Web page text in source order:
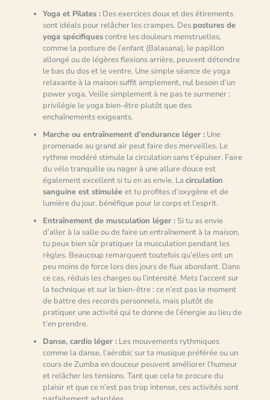
Yoga et Pilates :Des exercices doux et des étirements
sont idéals pour relâcher les crampes. Des postures de
yoga spécifiquescontre les douleurs menstruelles,
comme la posture de l’enfant (Balasana), le papillon
allongé ou de légères flexions arrière, peuvent détendre
le bas du dos et le ventre. Une simple séance de yoga
relaxante à la maison suffit amplement, nul besoin d’un
power yoga. Veille simplement à ne pas te surmener :
privilégie le yoga bien-être plutôt que des
enchaînements exigeants.
Marche ou entraînement d’endurance léger :Une
promenade au grand air peut faire des merveilles. Le
rythme modéré stimule la circulation sans t’épuiser. Faire
du vélo tranquille ou nager à une allure douce est
également excellent si tu en as envie. La circulation
sanguine est stimulée et tu profites d’oxygène et de
lumière du jour, bénéfique pour le corps et l’esprit.
Entraînement de musculation léger :Si tu as envie
d’aller à la salle ou de faire un entraînement à la maison,
tu peux bien sûr pratiquer la musculation pendant les
règles. Beaucoup remarquent toutefois qu’elles ont un
peu moins de force lors des jours de flux abondant. Dans
ce cas, réduis les charges ou l’intensité. Mets l’accent sur
la technique et sur le bien-être : ce n’est pas le moment
de battre des records personnels, mais plutôt de
pratiquer une activité qui te donne de l’énergie au lieu de
t’en prendre.
Danse, cardio léger :Les mouvements rythmiques
comme la danse, l’aérobic sur ta musique préférée ou un
cours de Zumba en douceur peuvent améliorer l’humeur
et relâcher les tensions. Tant que cela te procure du
plaisir et que ce n’est pas trop intense, ces activités sont